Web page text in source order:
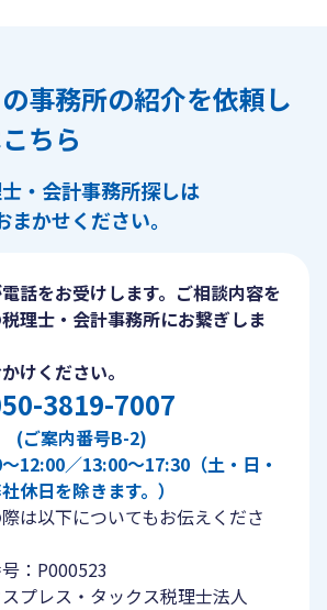
事務所の紹介を依頼し
ちら
・会計事務所探しは
まかせください。
話をお受けします。ご相談内容を
理士・会計事務所にお繋ぎしま
けください。
3819-7007
(ご案内番号B-2)
12:00／13:00〜17:30（土・日・
休日を除きます。）
は以下についてもお伝えくださ
：P000523
プレス・タックス税理士法人